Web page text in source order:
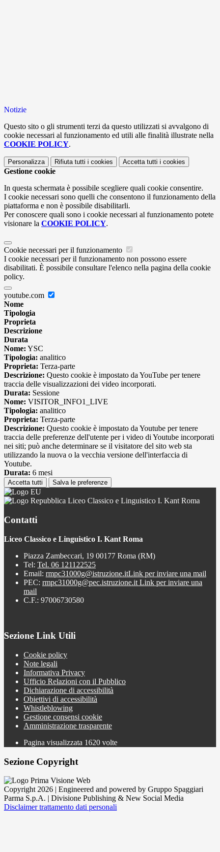
Notizie
Questo sito o gli strumenti terzi da questo utilizzati si avvalgono di
cookie necessari al funzionamento ed utili alle finalità illustrate nella
COOKIE POLICY.
Personalizza Rifiuta tutti i cookies Accetta tutti i cookies
Gestione cookie
In questa schermata è possibile scegliere quali cookie consentire.
I cookie necessari sono quelli che consentono il funzionamento della
piattaforma e non è possibile disabilitarli.
Per conoscere quali sono i cookie necessari al funzionamento potete
visionare la COOKIE POLICY.
Cookie necessari per il funzionamento
I cookie necessari per il funzionamento non possono essere
disabilitati. È possibile consultare l'elenco nella pagina della cookie
policy.
youtube.com
Nome
Tipologia
Proprieta
Descrizione
Durata
Nome: YSC
Tipologia: analitico
Proprieta: Terza-parte
Descrizione: Questo cookie è impostato da YouTube per tenere
traccia delle visualizzazioni dei video incorporati.
Durata: Sessione
Nome: VISITOR_INFO1_LIVE
Tipologia: analitico
Proprieta: Terza-parte
Descrizione: Questo cookie è impostato da Youtube per tenere
traccia delle preferenze dell'utente per i video di Youtube incorporati
nei siti; può anche determinare se il visitatore del sito web sta
utilizzando la nuova o la vecchia versione dell'interfaccia di
Youtube.
Durata: 6 mesi
Accetta tutti Salva le preferenze
Liceo Classico e Linguistico I. Kant Roma
Contatti
Liceo Classico e Linguistico I. Kant Roma
Piazza Zambeccari, 19 00177 Roma (RM)
Tel: Tel. 06 121122525
Email: rmpc31000g@istruzione.itLink per inviare una mail
PEC: rmpc31000g@pec.istruzione.it Link per inviare una
mail
C.F.: 97006730580
Sezione Link Utili
Cookie policy
Note legali
Informativa Privacy
Ufficio Relazioni con il Pubblico
Dichiarazione di accessibilità
Obiettivi di accessibilità
Whistleblowing
Gestione consensi cookie
Amministrazione trasparente
Pagina visualizzata 1620 volte
Sezione Copyright
Copyright 2026 | Engineered and powered by Gruppo Spaggiari
Parma S.p.A. | Divisione Publishing & New Social Media
Disclaimer trattamento dati personali